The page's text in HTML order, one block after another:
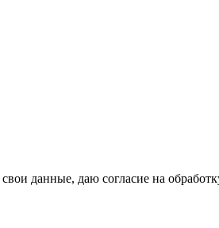
данные, даю согласие на